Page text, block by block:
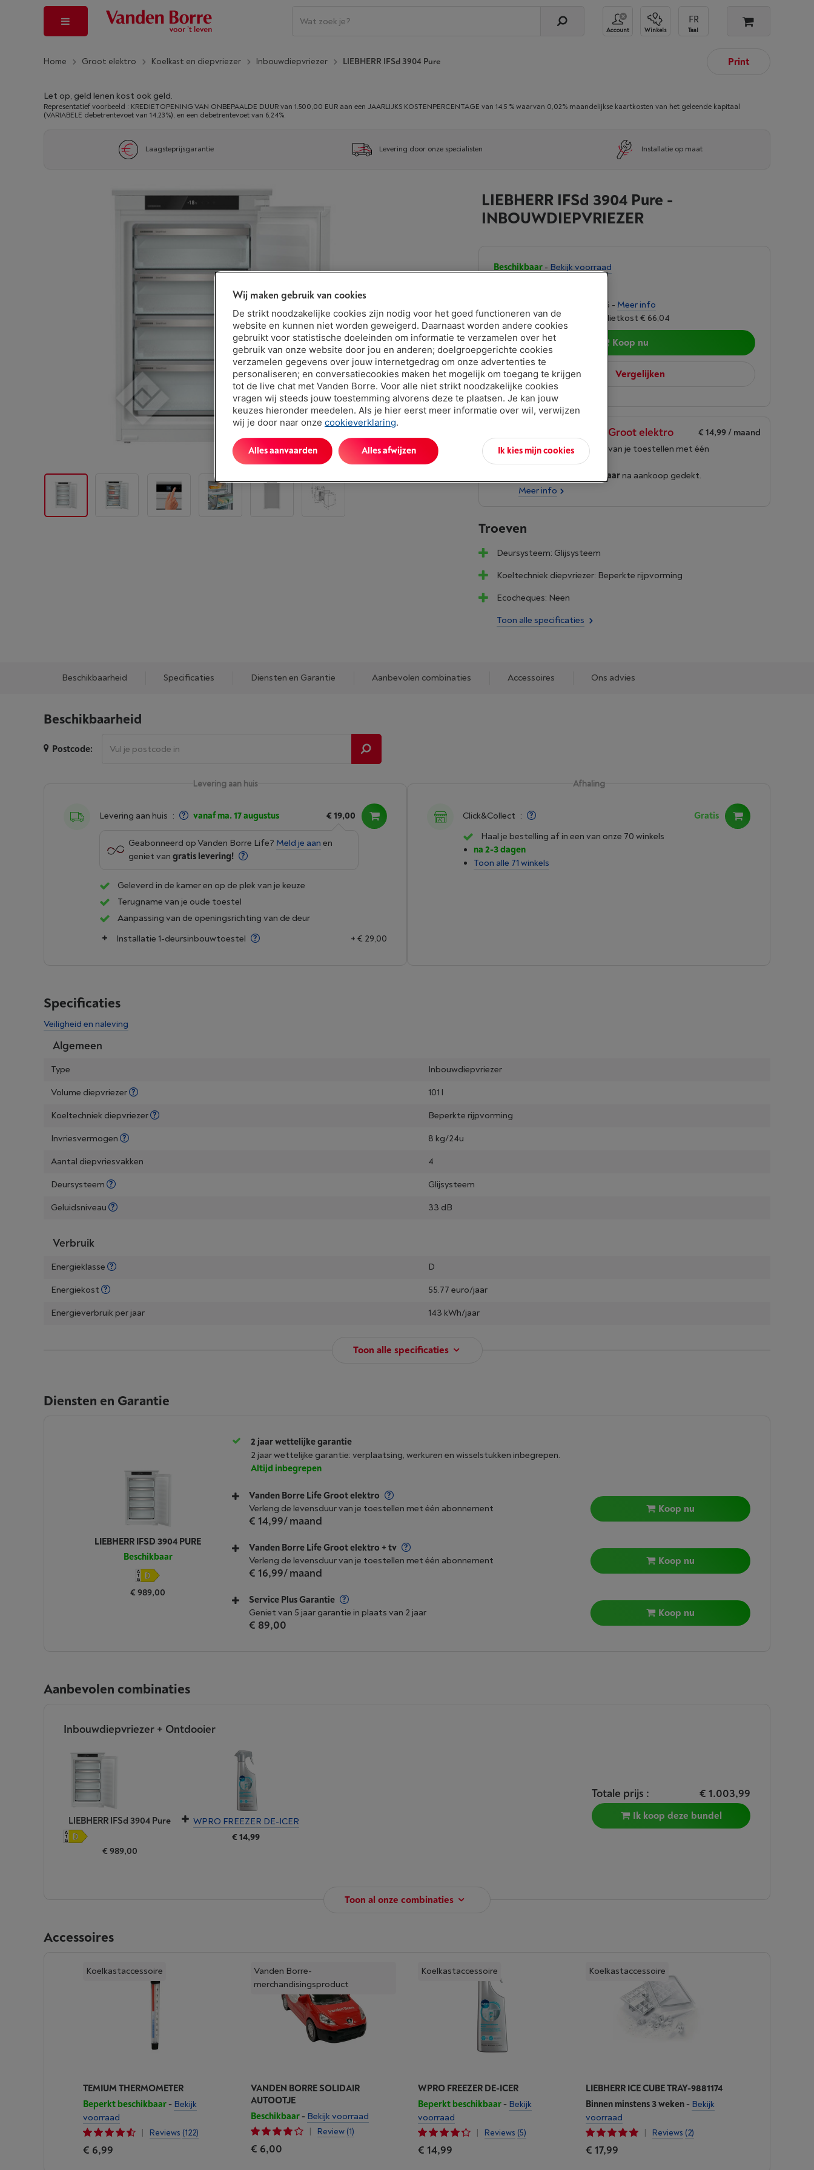
Account Winkels Taal
Home Groot elektro Koelkast en diepvriezer Inbouwdiepvriezer LIEBHERR IFSd 3904 Pure Print
Let op, geld lenen kost ook geld.
Representatief voorbeeld : KREDIETOPENING VAN ONBEPAALDE DUUR van 1.500,00 EUR aan een JAARLIJKS KOSTENPERCENTAGE van 14,5 % waarvan 0,02% maandelijkse kaartkosten van het geleende kapitaal
(VARIABELE debetrentevoet van 14,23%), en een debetrentevoet van 6,24%.
Laagsteprijsgarantie Levering door onze specialisten Installatie op maat
LIEBHERR IFSd 3904 Pure -
INBOUWDIEPVRIEZER
Beschikbaar - Bekijk voorraad
Of 24 betalingen van € 43,96 - Meer info
Debetrentevoet 6,24%, Kredietkost € 66,04
Koop nu
Vergelijken
Vanden Borre Life Groot elektro € 14,99/ maand
Verleng de levensduur van je toestellen met één
abonnement
15 jaarna aankoop gedekt.
Meer info
Troeven
Deursysteem: Glijsysteem
Koeltechniek diepvriezer: Beperkte rijpvorming
Ecocheques: Neen
Toon alle specificaties
Beschikbaarheid Specificaties Diensten en Garantie Aanbevolen combinaties Accessoires Ons advies
Beschikbaarheid
Postcode:
Levering aan huis
Levering aan huis : vanaf ma. 17 augustus € 19,00
Geabonneerd op Vanden Borre Life? Meld je aan en
geniet van gratis levering!
Geleverd in de kamer en op de plek van je keuze
Terugname van je oude toestel
Aanpassing van de openingsrichting van de deur
Installatie 1-deursinbouwtoestel
+ € 29,00
Afhaling
Click&Collect :
Gratis
Haal je bestelling af in een van onze 70 winkels
na 2-3 dagen
Toon alle 71 winkels
Specificaties
Veiligheid en naleving
Algemeen
Type
Inbouwdiepvriezer
Volume diepvriezer
101 l
Koeltechniek diepvriezer
Beperkte rijpvorming
Invriesvermogen
8 kg/24u
Aantal diepvriesvakken
4
Deursysteem
Glijsysteem
Geluidsniveau
33 dB
Verbruik
Energieklasse
D
Energiekost
55.77 euro/jaar
Energieverbruik per jaar
143 kWh/jaar
Toon alle specificaties
Diensten en Garantie
LIEBHERR IFSD 3904 PURE
Beschikbaar
€ 989,00
2 jaar wettelijke garantie
2 jaar wettelijke garantie: verplaatsing, werkuren en wisselstukken inbegrepen.
Altijd inbegrepen
Vanden Borre Life Groot elektro
Verleng de levensduur van je toestellen met één abonnement
€ 14,99/ maand
Koop nu
Vanden Borre Life Groot elektro + tv
Verleng de levensduur van je toestellen met één abonnement
€ 16,99/ maand
Koop nu
Service Plus Garantie
Geniet van 5 jaar garantie in plaats van 2 jaar
€ 89,00
Koop nu
Aanbevolen combinaties
Inbouwdiepvriezer + Ontdooier
LIEBHERR IFSd 3904 Pure
€ 989,00
WPRO FREEZER DE-ICER
€ 14,99
Totale prijs : € 1.003,99
Ik koop deze bundel
Toon al onze combinaties
Accessoires
Koelkastaccessoire
TEMIUM THERMOMETER
Beperkt beschikbaar- Bekijk
voorraad
|
Reviews (122)
€ 6,99
Vanden Borre-
merchandisingsproduct
VANDEN BORRE SOLIDAIR
AUTOOTJE
Beschikbaar- Bekijk voorraad
|
Review (1)
€ 6,00
Koelkastaccessoire
WPRO FREEZER DE-ICER
Beperkt beschikbaar- Bekijk
voorraad
|
Reviews (5)
€ 14,99
Koelkastaccessoire
LIEBHERR ICE CUBE TRAY-9881174
Binnen minstens 3 weken- Bekijk
voorraad
|
Reviews (2)
€ 17,99
Wij maken gebruik van cookies
De strikt noodzakelijke cookies zijn nodig voor het goed functioneren van de
website en kunnen niet worden geweigerd. Daarnaast worden andere cookies
gebruikt voor statistische doeleinden om informatie te verzamelen over het
gebruik van onze website door jou en anderen; doelgroepgerichte cookies
verzamelen gegevens over jouw internetgedrag om onze advertenties te
personaliseren; en conversatiecookies maken het mogelijk om toegang te krijgen
tot de live chat met Vanden Borre. Voor alle niet strikt noodzakelijke cookies
vragen wij steeds jouw toestemming alvorens deze te plaatsen. Je kan jouw
keuzes hieronder meedelen. Als je hier eerst meer informatie over wil, verwijzen
wij je door naar onze cookieverklaring.
Ik kies mijn cookies
Alles afwijzen
Alles aanvaarden